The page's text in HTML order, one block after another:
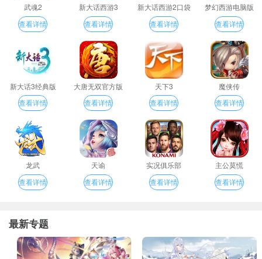
武魂2
查看详情
新大话西游3
查看详情
新大话西游2口袋
版
查看详情
梦幻西游电脑版
查看详情
新大话3经典版
查看详情
大唐无双官方版
查看详情
天下3
查看详情
魔侠传
查看详情
龙武
查看详情
天谕
查看详情
实况俱乐部
查看详情
主公莫慌
查看详情
最新专题